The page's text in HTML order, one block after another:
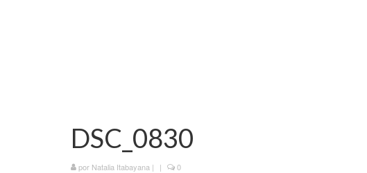
DSC_0830
por Natalia Itabayana | | 0